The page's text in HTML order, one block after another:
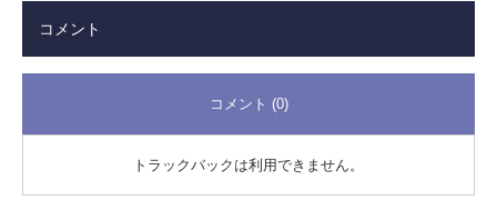
コメント
コメント (0)
トラックバックは利用できません。